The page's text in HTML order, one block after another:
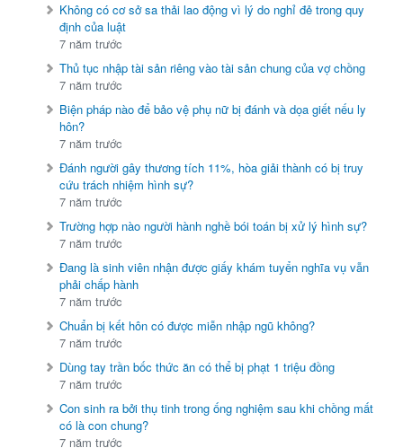
Không có cơ sở sa thải lao động vì lý do nghỉ đẻ trong quy
định của luật
7 năm trước
Thủ tục nhập tài sản riêng vào tài sản chung của vợ chồng
7 năm trước
Biện pháp nào để bảo vệ phụ nữ bị đánh và dọa giết nếu ly
hôn?
7 năm trước
Đánh người gây thương tích 11%, hòa giải thành có bị truy
cứu trách nhiệm hình sự?
7 năm trước
Trường hợp nào người hành nghề bói toán bị xử lý hình sự?
7 năm trước
Đang là sinh viên nhận được giấy khám tuyển nghĩa vụ vẫn
phải chấp hành
7 năm trước
Chuẩn bị kết hôn có được miễn nhập ngũ không?
7 năm trước
Dùng tay trần bốc thức ăn có thể bị phạt 1 triệu đồng
7 năm trước
Con sinh ra bởi thụ tinh trong ống nghiệm sau khi chồng mất
có là con chung?
7 năm trước